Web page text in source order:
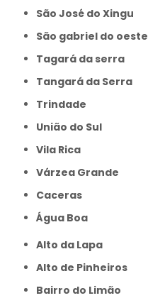
São José do Xingu
São gabriel do oeste
Tagará da serra
Tangará da Serra
Trindade
União do Sul
Vila Rica
Várzea Grande
caceras
Água Boa
Alto da Lapa
Alto de Pinheiros
Bairro do Limão